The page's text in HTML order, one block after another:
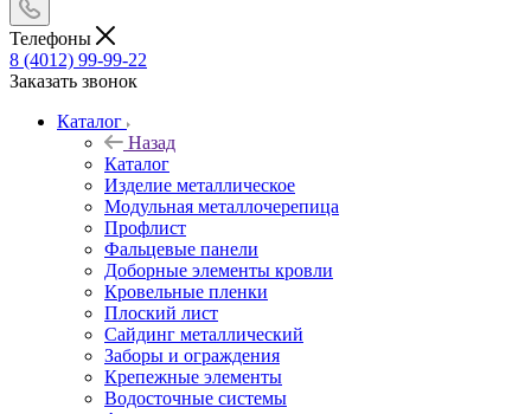
Телефоны
8 (4012) 99-99-22
Заказать звонок
Каталог
Назад
Каталог
Изделие металлическое
Модульная металлочерепица
Профлист
Фальцевые панели
Доборные элементы кровли
Кровельные пленки
Плоский лист
Сайдинг металлический
Заборы и ограждения
Крепежные элементы
Водосточные системы